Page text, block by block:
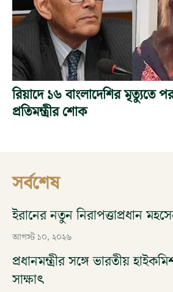
রিয়াদে ১৬ বাংলাদেশির মৃত্যুতে
প্রতিমন্ত্রীর শোক
সর্বশেষ
ইরানের নতুন নিরাপত্তাপ্রধান
আগস্ট ১০, ২০২৬
প্রধানমন্ত্রীর সঙ্গে ভারতীয়
সাক্ষাৎ